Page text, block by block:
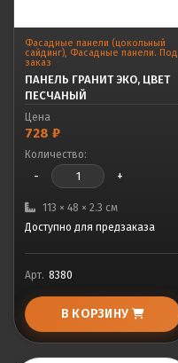
Фасадные панели (цокольный
сайдинг), Фасадные панели. Под
заказ
ПАНЕЛЬ ГРАНИТ ЭКО, ЦВЕТ
ПЕСЧАНЫЙ
Цена
728 ₽
Количество:
- +
113 × 48 × 2.3 см
Доступно для предзаказа
Арт. 8380
В КОРЗИНУ